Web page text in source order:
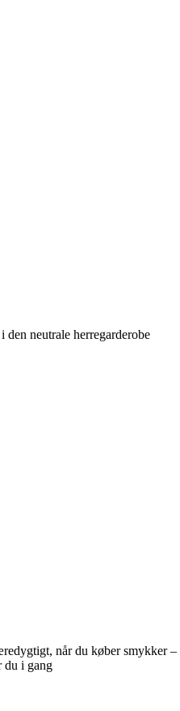
den neutrale herregarderobe
når du køber smykker –
du i gang